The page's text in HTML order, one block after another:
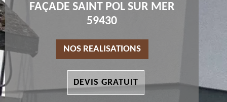
FAÇADE SAINT POL SUR MER
59430
NOS REALISATIONS
DEVIS GRATUIT